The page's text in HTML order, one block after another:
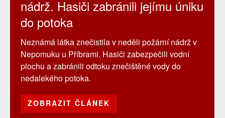
nádrž. Hasiči zabránili jejímu úniku
do potoka
Neznámá látka znečistila v neděli požární nádrž v
Nepomuku u Příbrami. Hasiči zabezpečili vodní
plochu a zabránili odtoku znečištěné vody do
nedalekého potoka.
ZOBRAZIT ČLÁNEK